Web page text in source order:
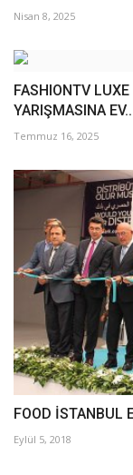
Nisan 8, 2025
FASHIONTV
YARIŞMASINA
Temmuz 16, 2025
FOOD İSTANBUL
Eylül 5, 2018